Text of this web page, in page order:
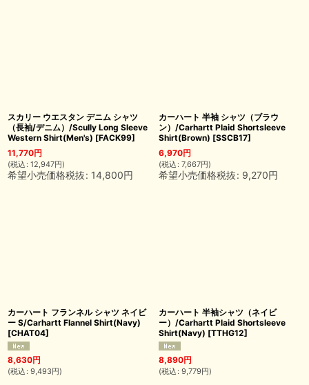
スカリー ウエスタン デニム シャツ
（長袖/デニム）/Scully Long Sleeve
Western Shirt(Men's) [FACK99]
11,770円
(税込 : 12,947円)
希望小売価格税抜: 14,800円
カーハート 半袖 シャツ（ブラウ
ン）/Carhartt Plaid Shortsleeve
Shirt(Brown) [SSCB17]
6,970円
(税込 : 7,667円)
希望小売価格税抜: 9,270円
カーハート フランネル シャツ ネイビ
ー S/Carhartt Flannel Shirt(Navy)
[CHAT04]
8,630円
(税込 : 9,493円)
カーハート 半袖シャツ（ネイビ
ー）/Carhartt Plaid Shortsleeve
Shirt(Navy) [TTHG12]
8,890円
(税込 : 9,779円)